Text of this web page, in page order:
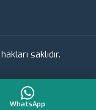
saklıdır.
WhatsApp